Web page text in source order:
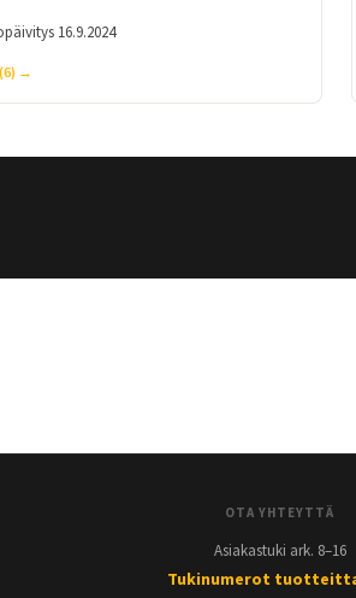
16.9.2024
→
OTA YHTEYTTÄ
Asiakastuki ark. 8–16
Tukinumerot